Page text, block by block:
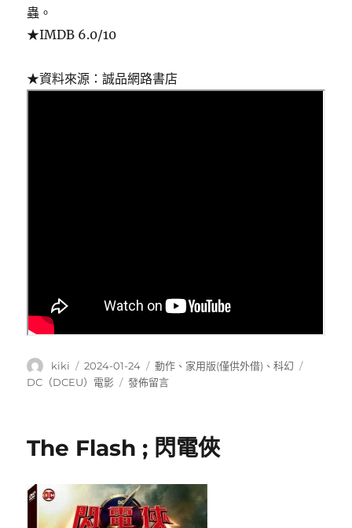
蟲。
★IMDB 6.0/10
★資料來源：誠品網路書店
作
者
kiki
發
佈
2024-01-24
分
類
動作 、 家用版(僅供外借) 、科幻
DC（DCEU）電影
在
藍
發佈留言
The Flash ; 閃電俠